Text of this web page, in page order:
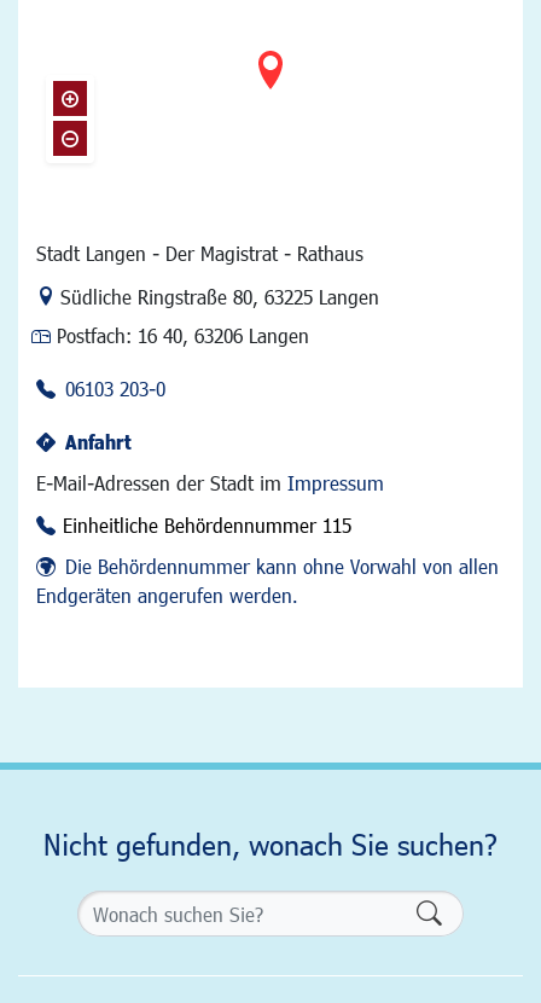
Stadt Langen - Der Magistrat - Rathaus
Link zur Google-Maps Navigation
Südliche Ringstraße 80, 63225 Langen
Postfach: 16 40, 63206 Langen
06103 203-0
Anfahrt
E-Mail-Adressen der Stadt im Impressum
Einheitliche Behördennummer 115
Die Behördennummer kann ohne Vorwahl von allen
Endgeräten angerufen werden.
Nicht gefunden, wonach Sie suchen?